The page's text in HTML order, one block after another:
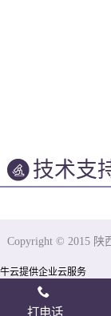
技术支
Copyright © 2015 陕
牛云提供企业云服务
打电话